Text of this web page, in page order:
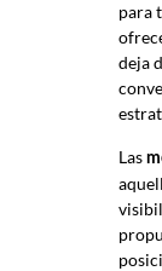
para
deja
Las